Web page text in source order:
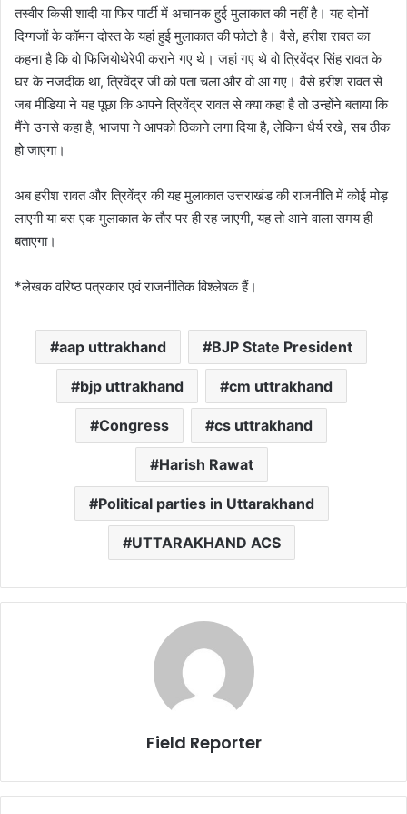
तस्वीर किसी शादी या फिर पार्टी में अचानक हुई मुलाकात की नहीं है। यह दोनों
दिग्गजों के कॉमन दोस्त के यहां हुई मुलाकात की फोटो है। वैसे, हरीश रावत का
कहना है कि वो फिजियोथेरेपी कराने गए थे। जहां गए थे वो त्रिवेंद्र सिंह रावत के
घर के नजदीक था, त्रिवेंद्र जी को पता चला और वो आ गए। वैसे हरीश रावत से
जब मीडिया ने यह पूछा कि आपने त्रिवेंद्र रावत से क्या कहा है तो उन्होंने बताया कि
मैंने उनसे कहा है, भाजपा ने आपको ठिकाने लगा दिया है, लेकिन धैर्य रखे, सब ठीक
हो जाएगा।
अब हरीश रावत और त्रिवेंद्र की यह मुलाकात उत्तराखंड की राजनीति में कोई मोड़
लाएगी या बस एक मुलाकात के तौर पर ही रह जाएगी, यह तो आने वाला समय ही
बताएगा।
*लेखक वरिष्ठ पत्रकार एवं राजनीतिक विश्लेषक हैं।
aap uttrakhand BJP State President
bjp uttrakhand cm uttrakhand
Congress cs uttrakhand
Harish Rawat
Political parties in Uttarakhand
UTTARAKHAND ACS
Field Reporter